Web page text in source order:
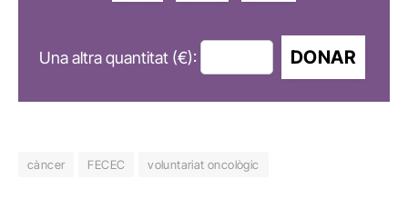
Una altra quantitat (€): DONAR
càncer FECEC voluntariat oncològic